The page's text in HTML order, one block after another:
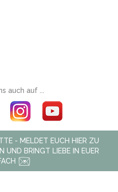
auch auf ...
- MELDET EUCH HIER ZU
UND BRINGT LIEBE IN EUER